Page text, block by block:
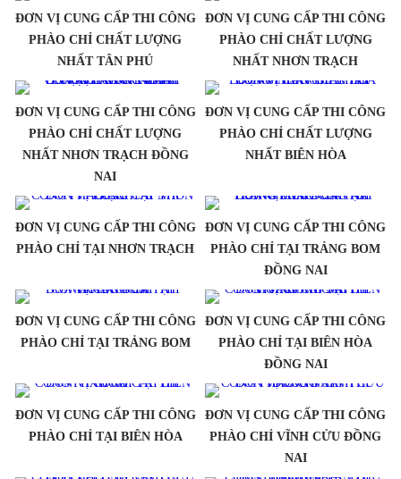
ĐƠN VỊ CUNG CẤP THI CÔNG
PHÀO CHỈ CHẤT LƯỢNG
NHẤT TÂN PHÚ
ĐƠN VỊ CUNG CẤP THI CÔNG
PHÀO CHỈ CHẤT LƯỢNG
NHẤT NHƠN TRẠCH
ĐƠN VỊ CUNG CẤP THI CÔNG
PHÀO CHỈ CHẤT LƯỢNG
NHẤT NHƠN TRẠCH ĐỒNG
NAI
ĐƠN VỊ CUNG CẤP THI CÔNG
PHÀO CHỈ CHẤT LƯỢNG
NHẤT BIÊN HÒA
ĐƠN VỊ CUNG CẤP THI CÔNG
PHÀO CHỈ TẠI NHƠN TRẠCH
ĐƠN VỊ CUNG CẤP THI CÔNG
PHÀO CHỈ TẠI TRẢNG BOM
ĐỒNG NAI
ĐƠN VỊ CUNG CẤP THI CÔNG
PHÀO CHỈ TẠI TRẢNG BOM
ĐƠN VỊ CUNG CẤP THI CÔNG
PHÀO CHỈ TẠI BIÊN HÒA
ĐỒNG NAI
ĐƠN VỊ CUNG CẤP THI CÔNG
PHÀO CHỈ TẠI BIÊN HÒA
ĐƠN VỊ CUNG CẤP THI CÔNG
PHÀO CHỈ VĨNH CỬU ĐỒNG
NAI